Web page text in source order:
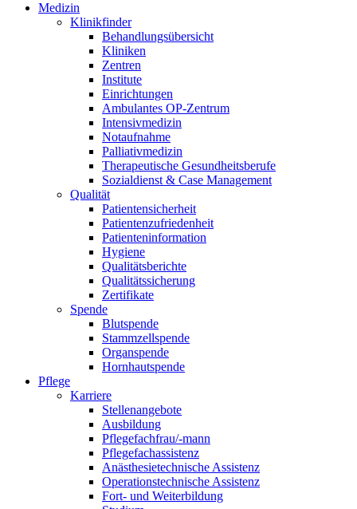
Medizin
Klinikfinder
Behandlungsübersicht
Kliniken
Zentren
Institute
Einrichtungen
Ambulantes OP-Zentrum
Intensivmedizin
Notaufnahme
Palliativmedizin
Therapeutische Gesundheitsberufe
Sozialdienst & Case Management
Qualität
Patientensicherheit
Patientenzufriedenheit
Patienteninformation
Hygiene
Qualitätsberichte
Qualitätssicherung
Zertifikate
Spende
Blutspende
Stammzellspende
Organspende
Hornhautspende
Pflege
Karriere
Stellenangebote
Ausbildung
Pflegefachfrau/-mann
Pflegefachassistenz
Anästhesietechnische Assistenz
Operationstechnische Assistenz
Fort- und Weiterbildung